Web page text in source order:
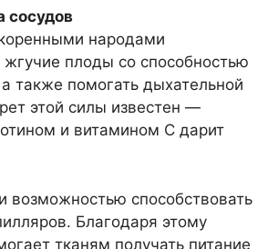
сосудов
народами
плоды со способностью
также помогать дыхательной
этой силы известен —
и витамином С дарит
способствовать
Благодаря этому
тканям получать питание